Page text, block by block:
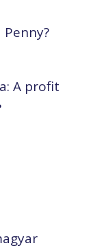
Penny?
A profit